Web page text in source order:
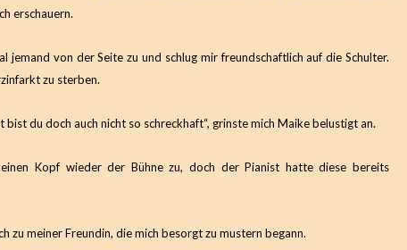
erschauern.
jemand von der Seite zu und schlug mir freundschaftlich auf die Schulter.
zu sterben.
bist du doch auch nicht so schreckhaft“, grinste mich Maike belustigt an.
Kopf wieder der Bühne zu, doch der Pianist hatte diese bereits
zu meiner Freundin, die mich besorgt zu mustern begann.